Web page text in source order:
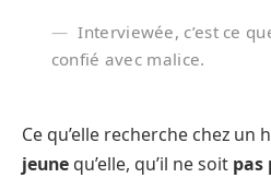
Interviewée, c’est ce
confié avec malice.
Ce qu’elle recherche chez un
jeune qu’elle, qu’il ne soit pas